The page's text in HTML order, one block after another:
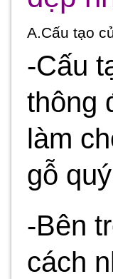
A.Cấu tạo
-Cấu
thông
làm
gỗ
-Bên
cách